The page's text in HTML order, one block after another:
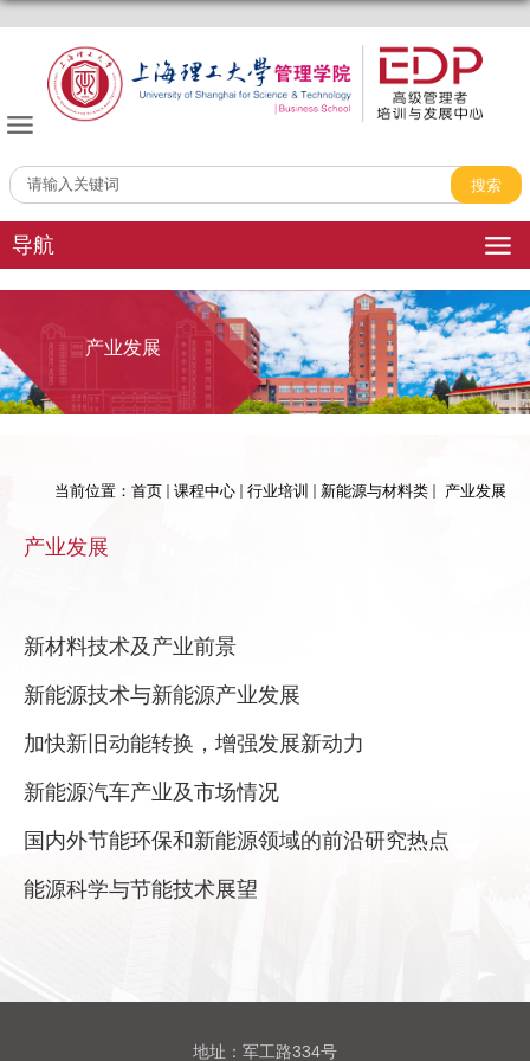
导航
产业发展
当前位置： 首页 课程中心 行业培训 新能源与材料类 产业发展
产业发展
新材料技术及产业前景
新能源技术与新能源产业发展
加快新旧动能转换，增强发展新动力
新能源汽车产业及市场情况
国内外节能环保和新能源领域的前沿研究热点
能源科学与节能技术展望
地址：军工路334号